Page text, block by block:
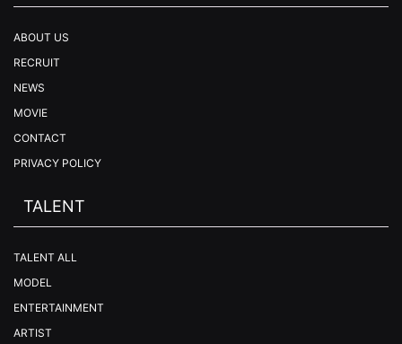
ABOUT US
RECRUIT
NEWS
MOVIE
CONTACT
PRIVACY POLICY
TALENT
TALENT ALL
MODEL
ENTERTAINMENT
ARTIST